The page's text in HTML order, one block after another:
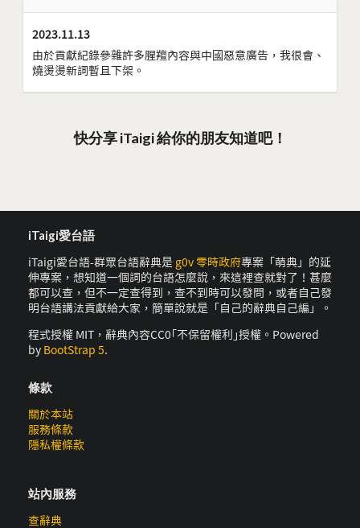
2023.11.13
由於貢獻紀錄參雜許多腥羶內容與中國惡意廣告，我很會、
燒燙燙新詞暫且下架。
快分享 iTaigi 給你的朋友知道吧！
iTaigi愛台語
iTaigi愛台語-群眾台語辭典是 g0v 零時政府專案「萌典」的延
伸專案，想知道一個詞的台語怎麼說，來這裡查就對了！甚麼
都可以查，但不一定查得到，查不到時可以發問，或者自己發
明台語講法貢獻給大家，簡單說就是「自己的辭典自己編」。
程式授權 MIT，辭典內容CC0｢不保留權利｣授權。Powered
by BootStrap 5.
條款
關於本站
服務條款
隱私權條款
站內服務
查辭典